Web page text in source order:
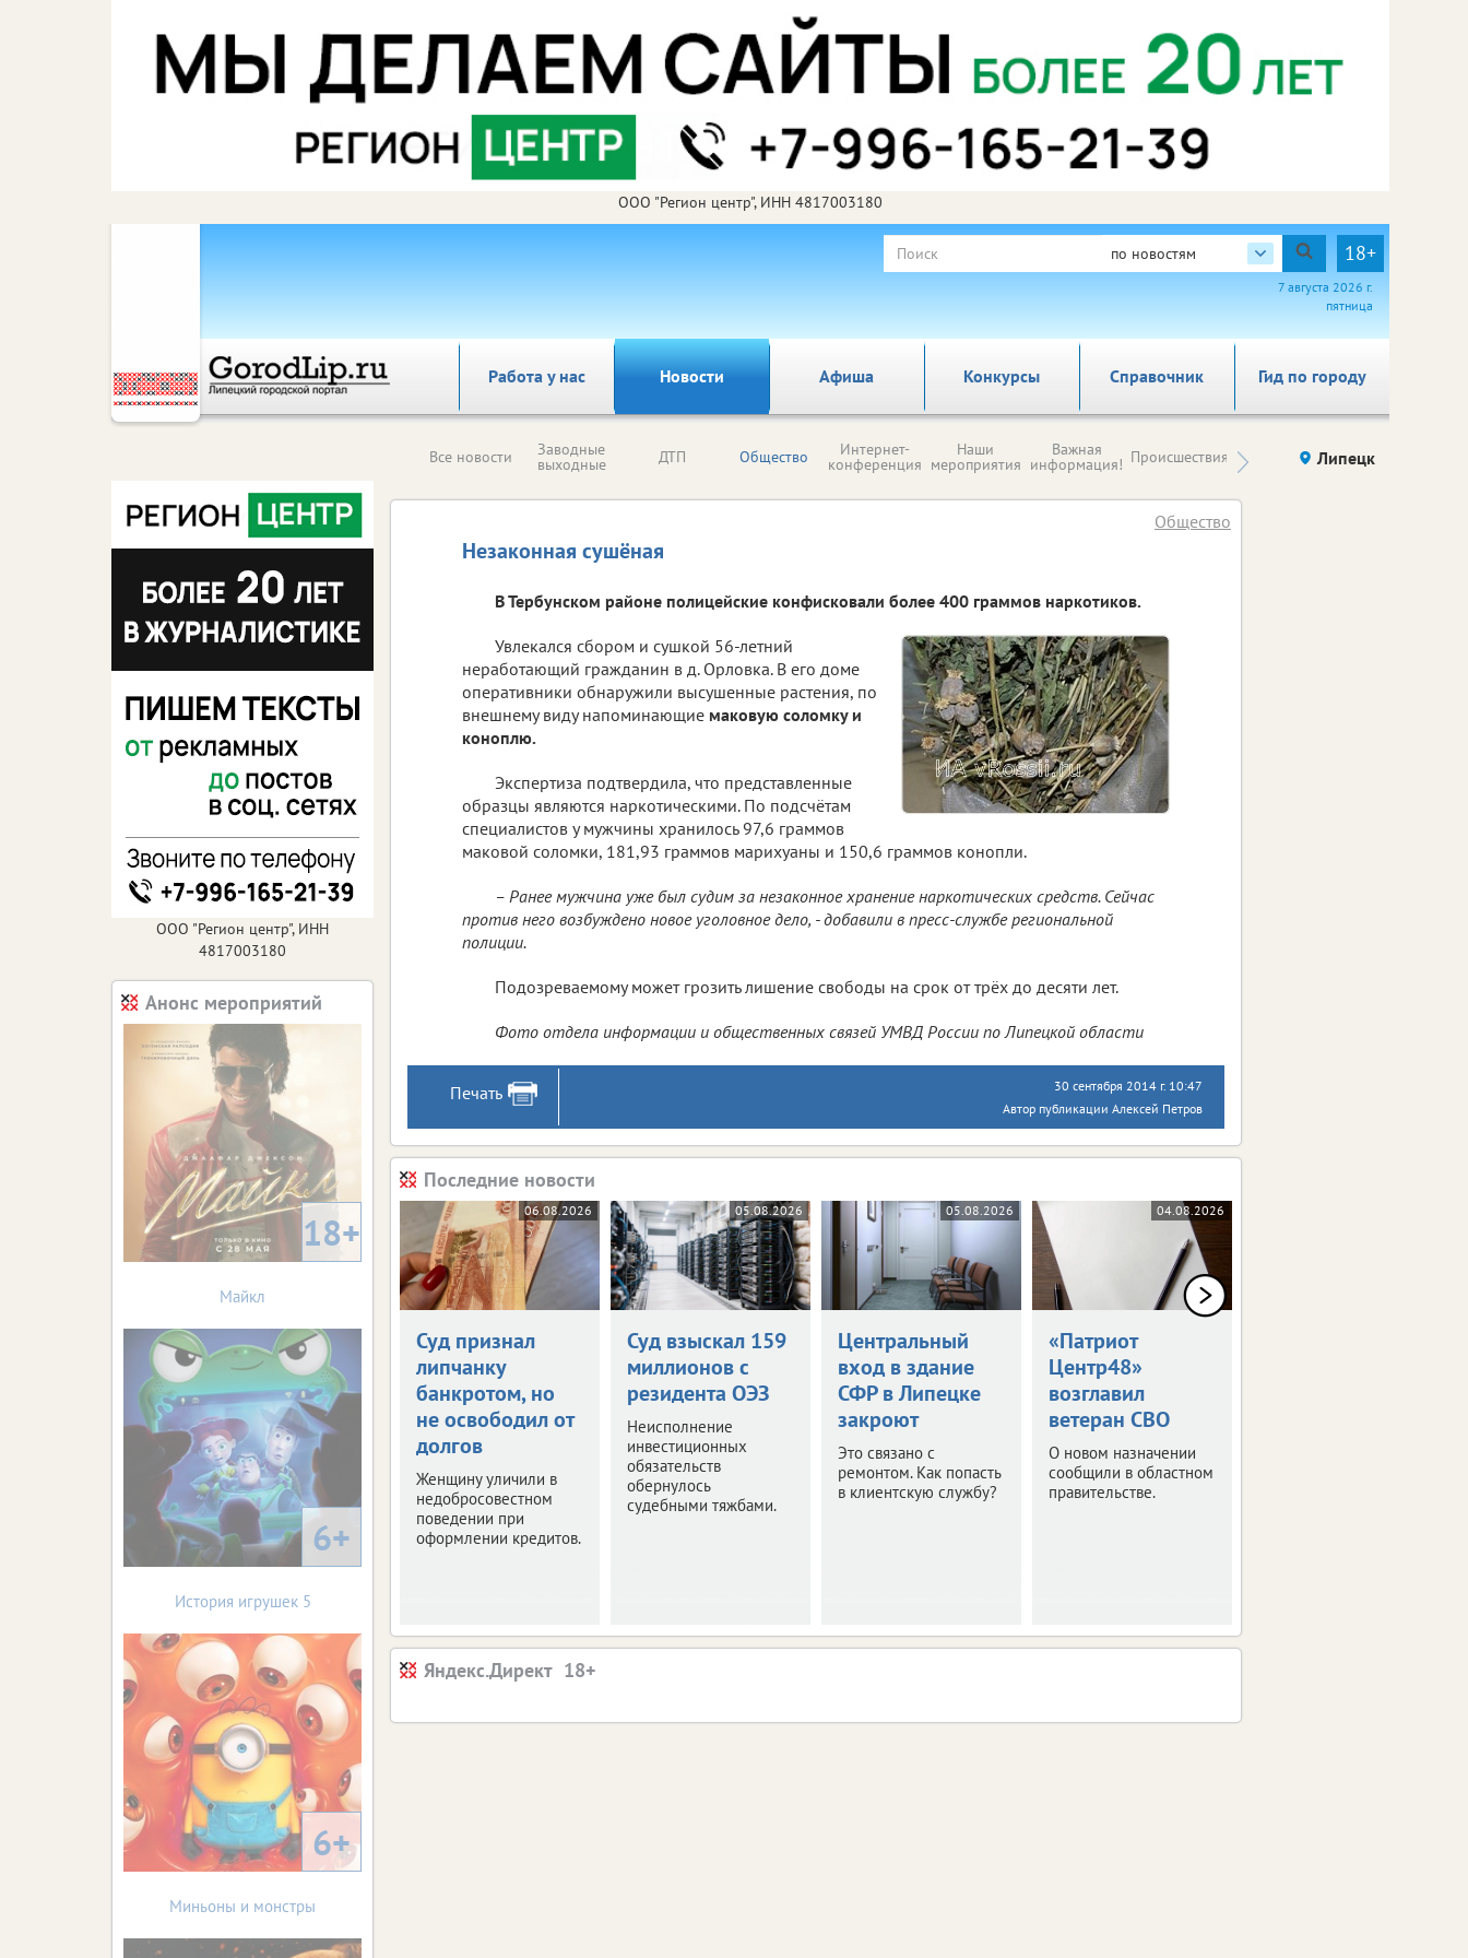
ООО "Регион центр", ИНН 4817003180
по новостям 18+
7 августа 2026 г.
пятница
Работа у нас Новости Афиша Справочник Гид по городу
Конкурсы
Все новости Заводные
выходные ДТП Общество Интернет-
конференция
Наши
мероприятия
Важная
информация! Происшествия Здоровье компаний (на
правах
Липецк
Незаконная сушёная
Общество
В Тербунском районе полицейские конфисковали более 400 граммов наркотиков.
Увлекался сбором и сушкой 56-летний
неработающий гражданин в д. Орловка. В его доме
оперативники обнаружили высушенные растения, по
внешнему виду напоминающие маковую соломку и
коноплю.
Экспертиза подтвердила, что представленные
образцы являются наркотическими. По подсчётам
специалистов у мужчины хранилось 97,6 граммов
маковой соломки, 181,93 граммов марихуаны и 150,6 граммов конопли.
– Ранее мужчина уже был судим за незаконное хранение наркотических средств. Сейчас
против него возбуждено новое уголовное дело, - добавили в пресс-службе региональной
полиции.
Подозреваемому может грозить лишение свободы на срок от трёх до десяти лет.
Фото отдела информации и общественных связей УМВД России по Липецкой области
Печать
30 сентября 2014 г. 10:47
Автор публикации Алексей Петров
Последние новости
06.08.2026
Суд признал
липчанку
банкротом, но
не освободил от
долгов
Женщину уличили в
недобросовестном
поведении при
оформлении кредитов.
05.08.2026
Суд взыскал 159
миллионов с
резидента ОЭЗ
Неисполнение
инвестиционных
обязательств
обернулось
судебными тяжбами.
05.08.2026
Центральный
вход в здание
СФР в Липецке
закроют
Это связано с
ремонтом. Как попасть
в клиентскую службу?
04.08.2026
«Патриот
Центр48»
возглавил
ветеран СВО
О новом назначении
сообщили в областном
правительстве.
Яндекс.Директ
ООО "Регион центр", ИНН
4817003180
Анонс мероприятий
18+
Майкл
6+
История игрушек 5
6+
Миньоны и монстры